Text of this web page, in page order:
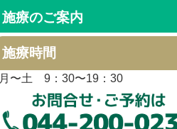
施療のご案内
施療時間
月〜土 9：30〜19：30